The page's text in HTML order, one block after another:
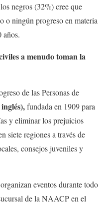
negros (32%) cree que
o ningún progreso en materia
años.
a menudo toman la
de las Personas de
fundada en 1909 para
y eliminar los prejuicios
siete regiones a través de
consejos juveniles y
eventos durante todo
de la NAACP en el